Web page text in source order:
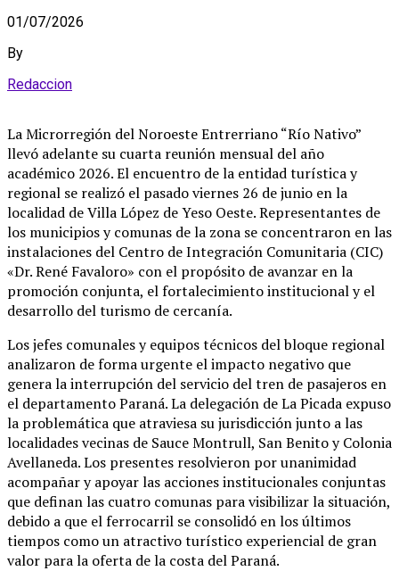
01/07/2026
By
Redaccion
La Microrregión del Noroeste Entrerriano “Río Nativo”
llevó adelante su cuarta reunión mensual del año
académico 2026. El encuentro de la entidad turística y
regional se realizó el pasado viernes 26 de junio en la
localidad de Villa López de Yeso Oeste. Representantes de
los municipios y comunas de la zona se concentraron en las
instalaciones del Centro de Integración Comunitaria (CIC)
«Dr. René Favaloro» con el propósito de avanzar en la
promoción conjunta, el fortalecimiento institucional y el
desarrollo del turismo de cercanía.
Los jefes comunales y equipos técnicos del bloque regional
analizaron de forma urgente el impacto negativo que
genera la interrupción del servicio del tren de pasajeros en
el departamento Paraná. La delegación de La Picada expuso
la problemática que atraviesa su jurisdicción junto a las
localidades vecinas de Sauce Montrull, San Benito y Colonia
Avellaneda. Los presentes resolvieron por unanimidad
acompañar y apoyar las acciones institucionales conjuntas
que definan las cuatro comunas para visibilizar la situación,
debido a que el ferrocarril se consolidó en los últimos
tiempos como un atractivo turístico experiencial de gran
valor para la oferta de la costa del Paraná.